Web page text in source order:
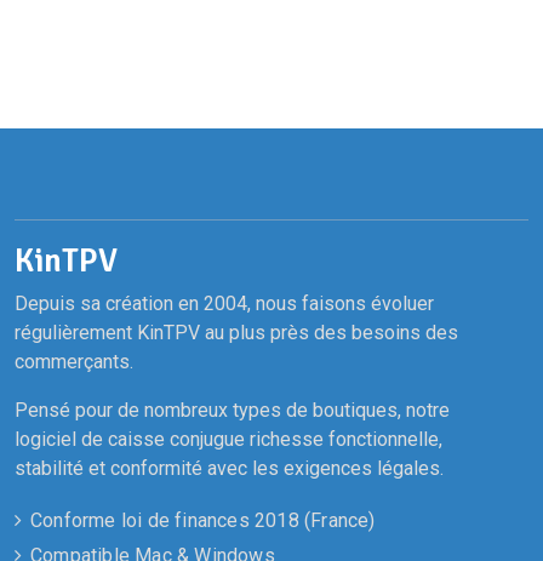
KinTPV
Depuis sa création en 2004, nous faisons évoluer
régulièrement KinTPV au plus près des besoins des
commerçants.
Pensé pour de nombreux types de boutiques, notre
logiciel de caisse conjugue richesse fonctionnelle,
stabilité et conformité avec les exigences légales.
Conforme loi de finances 2018 (France)
Compatible Mac & Windows